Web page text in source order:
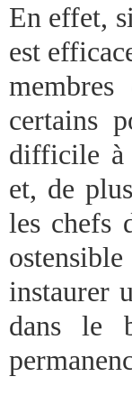
En effet,
est
certains
difficile à
et, de
les chefs
instaurer
dans le